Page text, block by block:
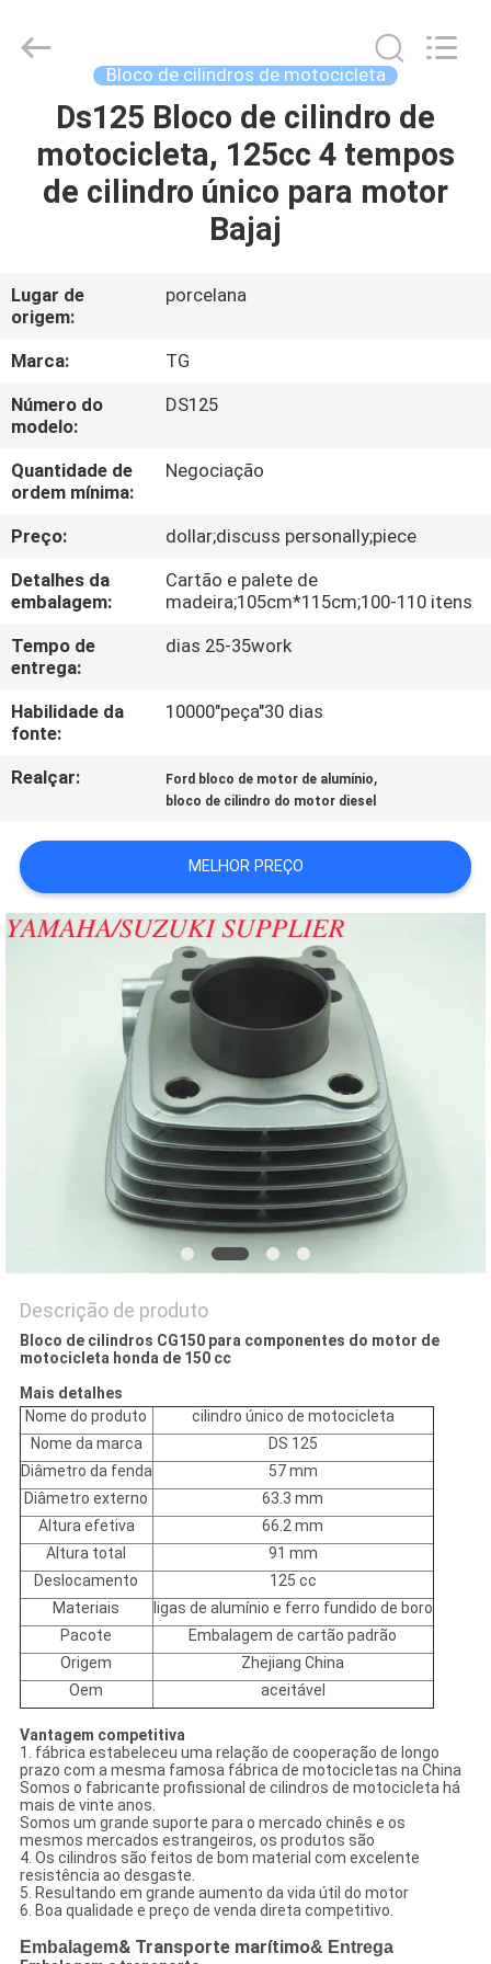
CASA
PRODUTOS
NÓS
EXCURSÃO
DA
FÁBRICA
CONTROLE
DA
QUALIDADE
CONTACTE-
NOS
UMAS
CITAÇÕES
PRIVACY
POLICY
Block.,Ltd.
Bloco de cilindros de motocicleta
Ds125 Bloco de cilindro de
motocicleta, 125cc 4 tempos
de cilindro único para motor
Bajaj
Lugar de
origem:
porcelana
Marca:
TG
Número do
modelo:
DS125
Quantidade de
ordem mínima:
Negociação
Preço:
dollar;discuss personally;piece
Detalhes da
embalagem:
Cartão e palete de
madeira;105cm*115cm;100-110 itens
Tempo de
entrega:
dias 25-35work
Habilidade da
fonte:
10000"peça"30 dias
Realçar: Ford bloco de motor de alumínio,
bloco de cilindro do motor diesel
MELHOR PREÇO
Descrição de produto
Bloco de cilindros CG150 para componentes do motor de
motocicleta honda de 150 cc
Mais detalhes
Nome do produto
cilindro único de motocicleta
Nome da marca
DS 125
Diâmetro da fenda
57 mm
Diâmetro externo
63.3 mm
Altura efetiva
66.2 mm
Altura total
91 mm
Deslocamento
125 cc
Materiais
ligas de alumínio e ferro fundido de boro
Pacote
Embalagem de cartão padrão
Origem
Zhejiang China
Oem
aceitável
Vantagem competitiva
1. fábrica estabeleceu uma relação de cooperação de longo
prazo com a mesma famosa fábrica de motocicletas na China
Somos o fabricante profissional de cilindros de motocicleta há
mais de vinte anos.
Somos um grande suporte para o mercado chinês e os
mesmos mercados estrangeiros, os produtos são
4. Os cilindros são feitos de bom material com excelente
resistência ao desgaste.
5. Resultando em grande aumento da vida útil do motor
6. Boa qualidade e preço de venda direta competitivo.
Embalagem& Transporte marítimo& Entrega